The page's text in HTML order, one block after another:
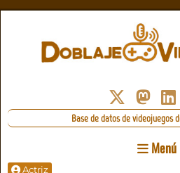
Base de datos de videojuegos
Menú
Actriz